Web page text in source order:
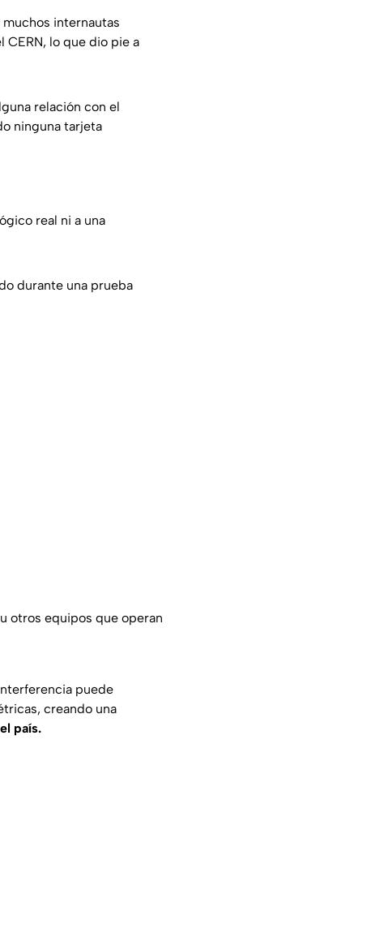
internautas
CERN, lo que dio pie a
relación con el
ninguna tarjeta
real ni a una
durante una prueba
otros equipos que operan
puede
creando una
país.